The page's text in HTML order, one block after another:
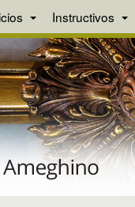
Instructivos